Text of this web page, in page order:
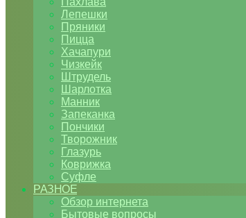
Лепешки
Пряники
Пицца
Хачапури
Чизкейк
Штрудель
Шарлотка
Манник
Запеканка
Пончики
Творожник
Глазурь
Коврижка
Суфле
РАЗНОЕ
Обзор интернета
Бытовые вопросы